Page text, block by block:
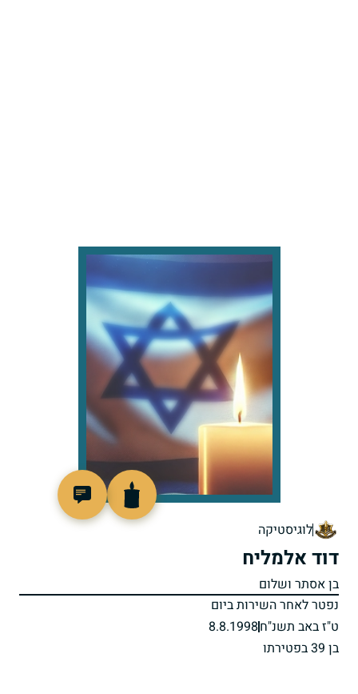
לוגיסטיקה
דוד אלמליח
בן אסתר ושלום
נפטר לאחר השירות ביום
ט"ז באב תשנ"ח8.8.1998
בן 39 בפטירתו